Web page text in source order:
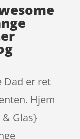
Dad er ret
Hjem
& Glas}